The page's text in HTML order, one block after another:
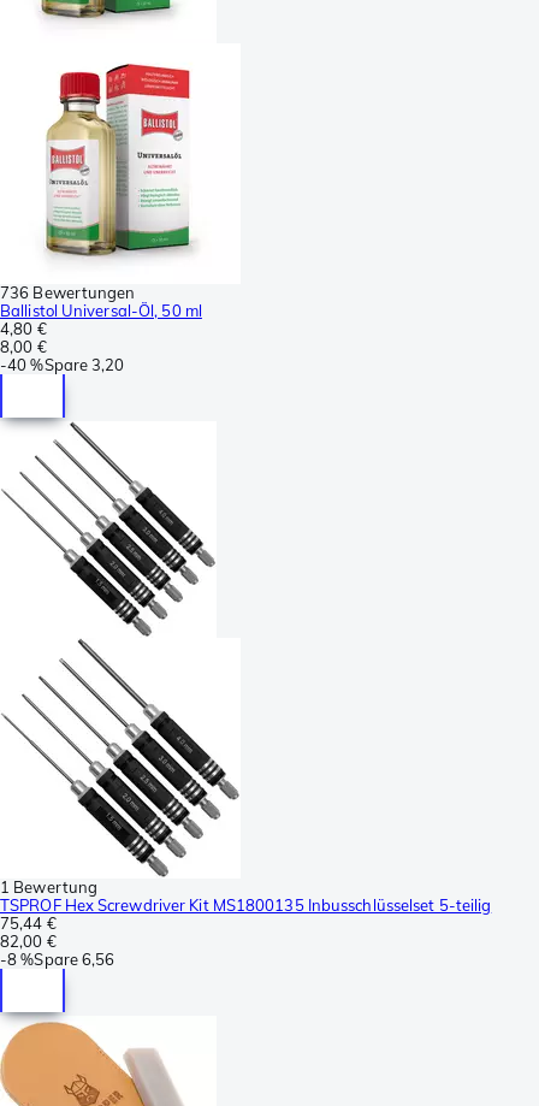
736 Bewertungen
Ballistol Universal-Öl, 50 ml
4,80 €
8,00 €
-40 %Spare3,20
1 Bewertung
TSPROF Hex Screwdriver Kit MS1800135 Inbusschlüsselset 5-teilig
75,44 €
82,00 €
-8 %Spare6,56